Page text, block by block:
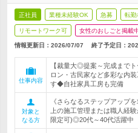
正社員 業種未経験OK 急募 転勤
リモートワーク可 女性のおしごと掲載
情報更新日：2026/07/07 終了予定日：
仕事内容
【裁量大◎提案～完成まで
ロン・古民家など多彩な内
す◆自社家具工房も完備
対象と
なる方
《さらなるステップアップ
上の施工管理または職人経
限定可)◎20代～40代活躍中